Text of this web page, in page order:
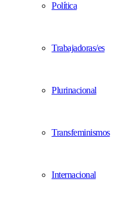
Política
Trabajadoras/es
Plurinacional
Transfeminismos
Internacional